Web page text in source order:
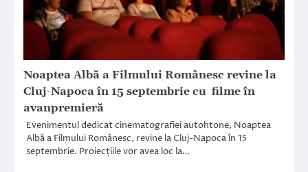
Noaptea Albă a Filmului Românesc revine la
Cluj-Napoca în 15 septembrie cu filme în
avanpremieră
Evenimentul dedicat cinematografiei autohtone, Noaptea
Albă a Filmului Românesc, revine la Cluj-Napoca în 15
septembrie. Proiecțiile vor avea loc la…